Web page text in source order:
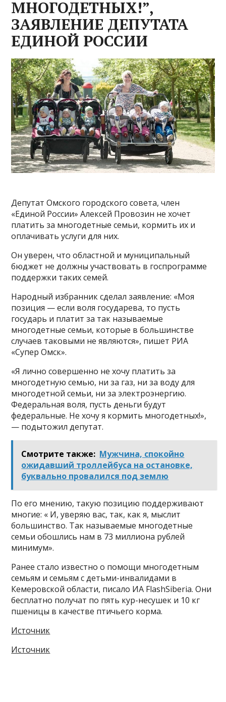
МНОГОДЕТНЫХ!”,
ЗАЯВЛЕНИЕ ДЕПУТАТА
ЕДИНОЙ РОССИИ
Депутат Омского городского совета, член
«Единой России» Алексей Провозин не хочет
платить за многодетные семьи, кормить их и
оплачивать услуги для них.
Он уверен, что областной и муниципальный
бюджет не должны участвовать в госпрограмме
поддержки таких семей.
Народный избранник сделал заявление: «Моя
позиция — если воля государева, то пусть
государь и платит за так называемые
многодетные семьи, которые в большинстве
случаев таковыми не являются», пишет РИА
«Супер Омск».
«Я лично совершенно не хочу платить за
многодетную семью, ни за газ, ни за воду для
многодетной семьи, ни за электроэнергию.
Федеральная воля, пусть деньги будут
федеральные. Не хочу я кормить многодетных!»,
— подытожил депутат.
Смотрите также: Мужчина, спокойно
ожидавший троллейбуса на остановке,
буквально провалился под землю
По его мнению, такую позицию поддерживают
многие: « И, уверяю вас, так, как я, мыслит
большинство. Так называемые многодетные
семьи обошлись нам в 73 миллиона рублей
минимум».
Ранее стало известно о помощи многодетным
семьям и семьям с детьми-инвалидами в
Кемеровской области, писало ИА FlashSiberia. Они
бесплатно получат по пять кур-несушек и 10 кг
пшеницы в качестве птичьего корма.
Источник
Источник